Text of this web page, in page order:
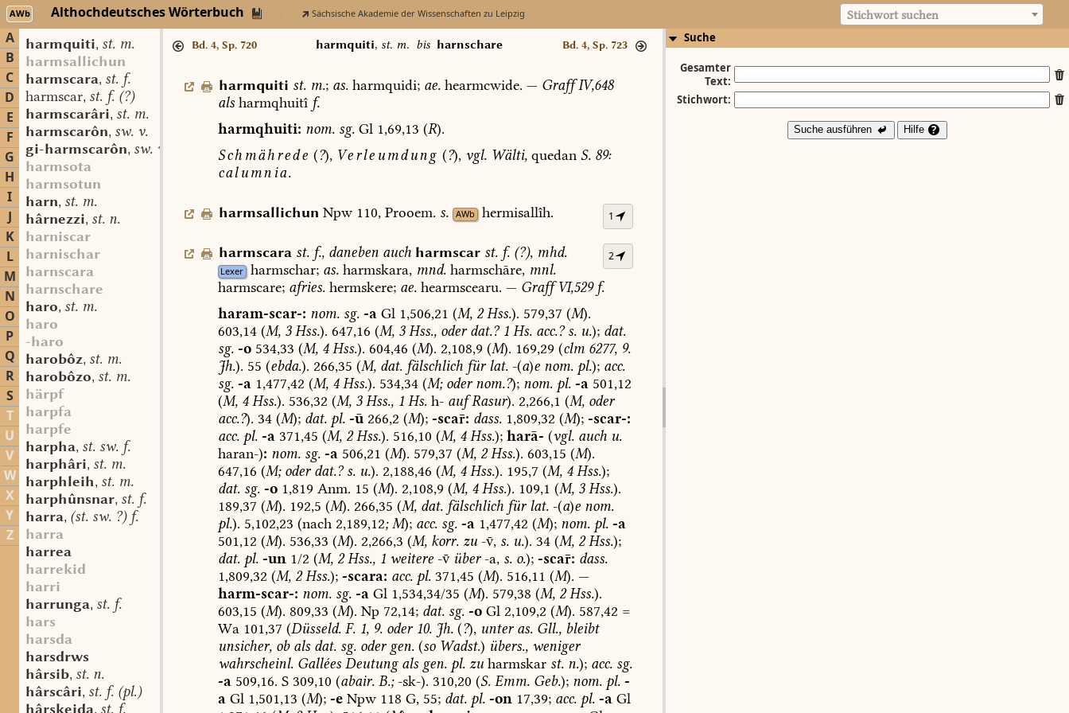
AWb Althochdeutsches Wörterbuch Sächsische Akademie der Wissenschaften zu Leipzig Stichwort suchen
A
B
C
D
E
F
G
H
I
J
K
L
M
N
O
P
Q
R
S
T
U
V
W
X
Y
Z
harmquiti, st. m.
harmsallichun
harmscara, st. f.
harmscar, st. f. (?)
harmscarâri, st. m.
harmscarôn, sw. v.
gi-harmscarôn, sw. v.
harmsota
harmsotun
harn, st. m.
hârnezzi, st. n.
harniscar
harnischar
harnscara
harnschare
haro, st. m.
haro
-haro
harobôz, st. m.
harobôzo, st. m.
härpf
harpfa
harpfe
harpha, st. sw. f.
harphâri, st. m.
harphleih, st. m.
harphûnsnar, st. f.
harra, (st. sw. ?) f.
harra
harrea
harrekid
harri
harrunga, st. f.
hars
harsda
harsdrws
hârsib, st. n.
hârscâri, st. f. (pl.)
hârskeida, st. f.
Bd. 4, Sp. 720 harmquiti, st. m. bis harnschare Bd. 4, Sp. 723
harmquiti st. m.; as. harmquidi; ae. hearmcwide. — GraffIV,648
alsharmqhuitî f.
harmqhuiti: nom.sg.Gl1,69,13 (R).
Schmährede (?), Verleumdung (?), vgl.Wälti, quedan S.89:
calumnia.
1
harmsallichun Npw 110, Prooem. s. AWb hermisallîh.
2
harmscara st. f., daneben auch harmscar st. f. (?), mhd.
Lexer harmschar; as.harmskara, mnd.harmschāre, mnl.
harmscare; afries.hermskere; ae.hearmscearu. — GraffVI,529f.
haram-scar-: nom.sg. -aGl1,506,21 (M,2Hss.). 579,37 (M).
603,14(M,3Hss.). 647,16 (M,3Hss., oderdat.?1Hs.acc.?s.u.); dat.
sg. -o534,33 (M, 4Hss.). 604,46 (M). 2,108,9 (M). 169,29 (clm6277, 9.
Jh.). 55 (ebda.). 266,35 (M,dat.fälschlichfürlat. -(a)enom.pl.); acc.
sg. -a1,477,42 (M,4Hss.). 534,34 (M;odernom.?); nom.pl. -a501,12
(M,4Hss.). 536,32 (M,3Hss.,1Hs.h- aufRasur). 2,266,1 (M, oder
acc.?). 34(M); dat.pl. -ū266,2 (M); -sca: dass. 1,809,32 (M); -scar-:
acc.pl. -a371,45 (M,2Hss.). 516,10 (M,4Hss.); harā- (vgl.auchu.
haran-): nom. sg. -a506,21 (M). 579,37 (M,2Hss.). 603,15 (M).
647,16 (M;oderdat.?s.u.). 2,188,46 (M,4Hss.). 195,7 (M,4Hss.);
dat.sg. -o1,819 Anm. 15 (M). 2,108,9 (M,4Hss.). 109,1 (M,3Hss.).
189,37 (M). 192,5 (M). 266,35 (M,dat.fälschlichfürlat.-(a)enom.
pl.). 5,102,23 (nach2,189,12;M); acc.sg. -a1,477,42 (M); nom.pl. -a
501,12 (M). 536,33 (M). 2,266,3 (M,korr. zu-, s.u.). 34(M,2Hss.);
dat.pl. -un1/2 (M,2Hss., 1weitere- über-a, s.o.); -sca: dass.
1,809,32 (M, 2Hss.); -scara: acc.pl.371,45 (M). 516,11 (M). —
harm-scar-: nom.sg. -aGl1,534,34/35 (M). 579,38 (M,2Hss.).
603,15 (M). 809,33 (M). Np72,14; dat.sg. -oGl2,109,2 (M). 587,42 =
Wa101,37 (Düsseld.F.1,9.oder10.Jh.(?), unteras.Gll.,bleibt
unsicher,obalsdat.sg.odergen.(soWadst.) übers., weniger
wahrscheinl.GalléesDeutungalsgen.pl.zu harmskar st.n.); acc.sg.
-a509,16. S309,10 (abair.B.; -sk-). 310,20 (S.Emm.Geb.); nom.pl. -
aGl1,501,13 (M); -eNpw118 G,55; dat.pl. -on17,39; acc.pl. -aGl
Suche
Gesamter
Text:
Stichwort:
Suche ausführen Hilfe